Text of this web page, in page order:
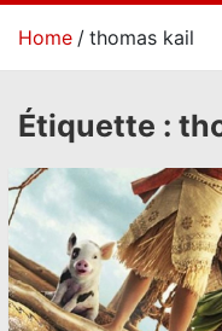
t
Home thomas kail
Étiquette :